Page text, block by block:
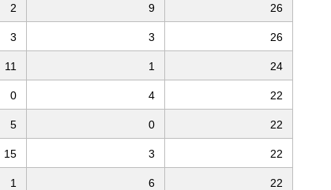
2 9 26
3 3 26
11 1 24
0 4 22
5 0 22
15 3 22
1 6 22